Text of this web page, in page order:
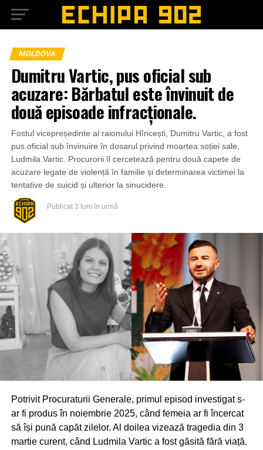
MOLDOVA
Dumitru Vartic, pus oficial sub
acuzare: Bărbatul este învinuit de
două episoade infracționale.
Fostul vicepreședinte al raionului Hîncești, Dumitru Vartic, a fost
pus oficial sub învinuire în dosarul privind moartea soției sale,
Ludmila Vartic. Procurorii îl cercetează pentru două capete de
acuzare legate de violență în familie și determinarea victimei la
tentative de suicid și ulterior la sinucidere.
Publicat 3 luni în urmă
Potrivit Procuraturii Generale, primul episod investigat s-
ar fi produs în noiembrie 2025, când femeia ar fi încercat
să își pună capăt zilelor. Al doilea vizează tragedia din 3
martie curent, când Ludmila Vartic a fost găsită fără viață.